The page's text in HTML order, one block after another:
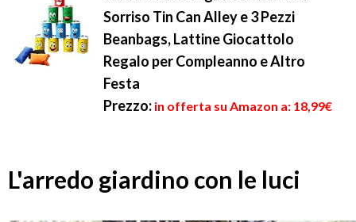
Sorriso Tin Can Alley e 3 Pezzi
Beanbags, Lattine Giocattolo
Regalo per Compleanno e Altro
Festa
Prezzo: in offerta su Amazon a: 18,99€
L'arredo giardino con le luci